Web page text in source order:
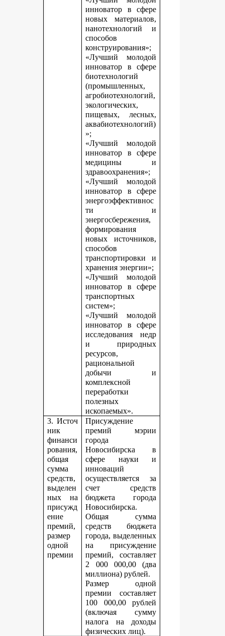
инноватор в сфере
новых материалов,
нанотехнологий и
способов
конструирования»;
«Лучший молодой
инноватор в сфере
биотехнологий
(промышленных,
агробиотехнологий,
экологических,
пищевых, лесных,
аквабиотехнологий)
»;
«Лучший молодой
инноватор в сфере
медицины и
здравоохранения»;
«Лучший молодой
инноватор в сфере
энергоэффективнос
ти и
энергосбережения,
формирования
новых источников,
способов
транспортировки и
хранения энергии»;
«Лучший молодой
инноватор в сфере
транспортных
систем»;
«Лучший молодой
инноватор в сфере
исследования недр
и природных
ресурсов,
рациональной
добычи и
комплексной
переработки
полезных
ископаемых».
3. Источ
ник
финанси
рования,
общая
сумма
средств,
выделен
ных на
присужд
ение
премий,
размер
одной
премии
Присуждение
премий мэрии
города
Новосибирска в
сфере науки и
инноваций
осуществляется за
счет средств
бюджета города
Новосибирска.
Общая сумма
средств бюджета
города, выделенных
на присуждение
премий, составляет
2 000 000,00 (два
миллиона) рублей.
Размер одной
премии составляет
100 000,00 рублей
(включая сумму
налога на доходы
физических лиц).